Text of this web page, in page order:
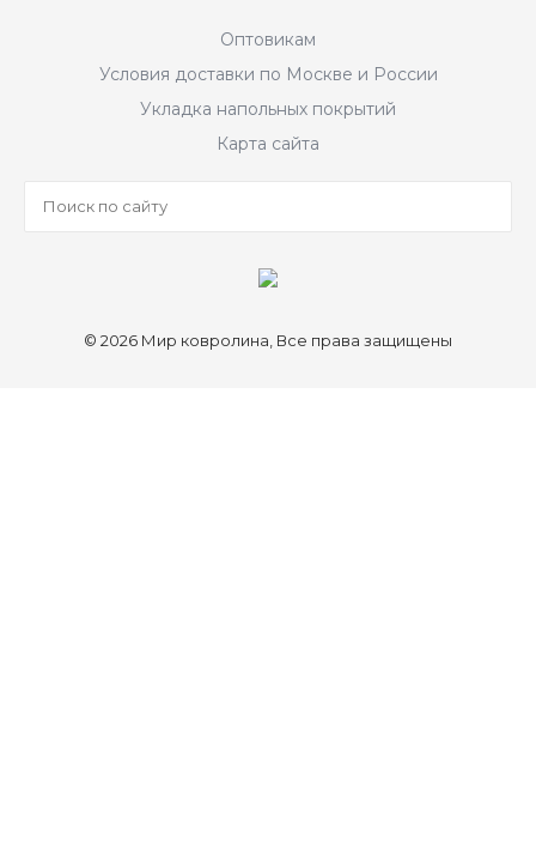
Оптовикам
Условия доставки по Москве и России
Укладка напольных покрытий
Карта сайта
© 2026 Мир ковролина, Все права защищены